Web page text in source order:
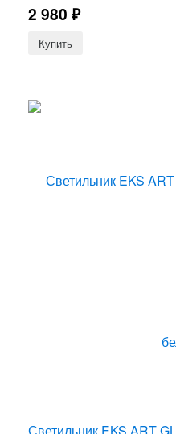
2 980 ₽
Светильник EKS ART